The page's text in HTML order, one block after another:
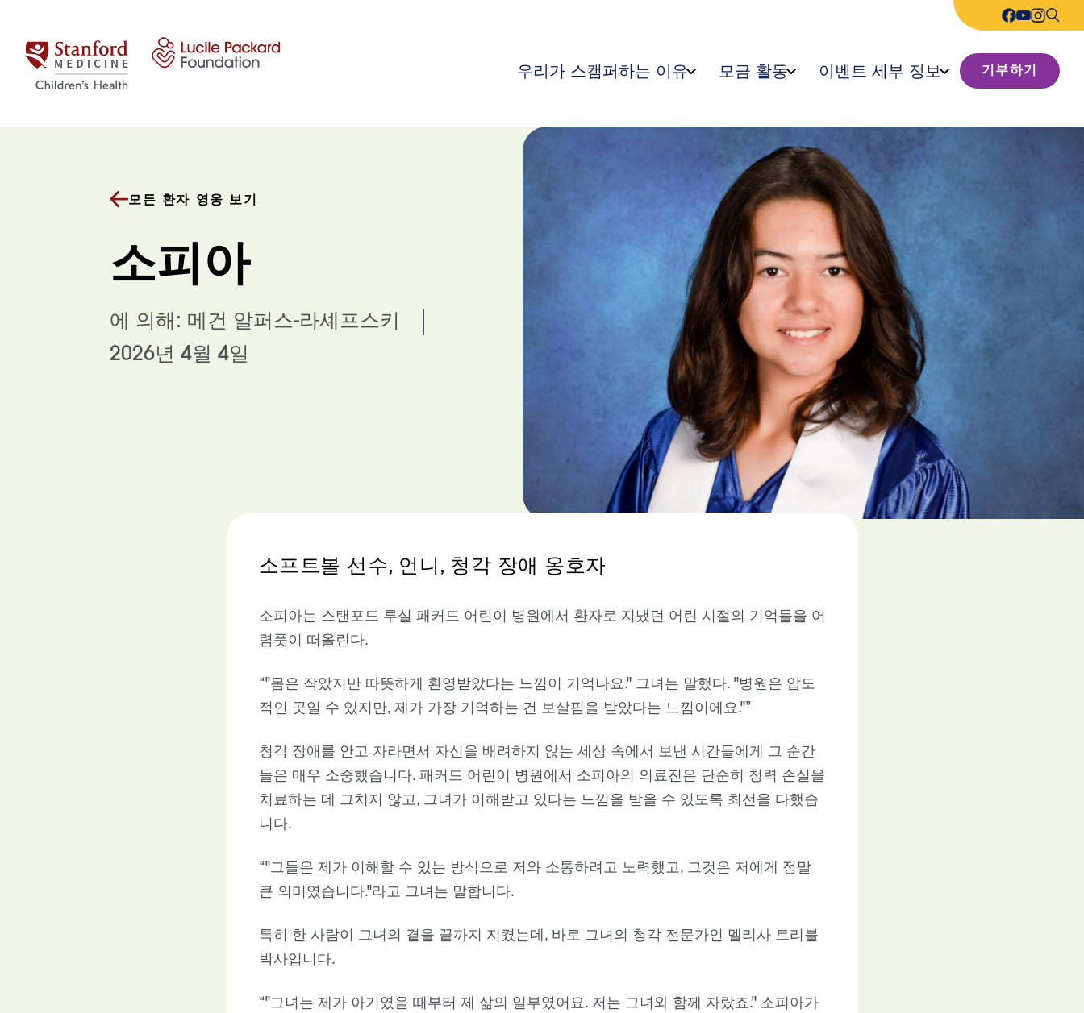
우리가 스캠퍼하는 이유 모금 활동 이벤트 세부 정보 기부하기
모든 환자 영웅 보기
소피아
에 의해: 메건 알퍼스-라셰프스키
2026년 4월 4일
소프트볼 선수, 언니, 청각 장애 옹호자
소피아는 스탠포드 루실 패커드 어린이 병원에서 환자로 지냈던 어린 시절의 기억들을 어
렴풋이 떠올린다.
“"몸은 작았지만 따뜻하게 환영받았다는 느낌이 기억나요." 그녀는 말했다. "병원은 압도
적인 곳일 수 있지만, 제가 가장 기억하는 건 보살핌을 받았다는 느낌이에요."”
청각 장애를 안고 자라면서 자신을 배려하지 않는 세상 속에서 보낸 시간들에게 그 순간
들은 매우 소중했습니다. 패커드 어린이 병원에서 소피아의 의료진은 단순히 청력 손실을
치료하는 데 그치지 않고, 그녀가 이해받고 있다는 느낌을 받을 수 있도록 최선을 다했습
니다.
“"그들은 제가 이해할 수 있는 방식으로 저와 소통하려고 노력했고, 그것은 저에게 정말
큰 의미였습니다."라고 그녀는 말합니다.
특히 한 사람이 그녀의 곁을 끝까지 지켰는데, 바로 그녀의 청각 전문가인 멜리사 트리블
박사입니다.
“"그녀는 제가 아기였을 때부터 제 삶의 일부였어요. 저는 그녀와 함께 자랐죠." 소피아가